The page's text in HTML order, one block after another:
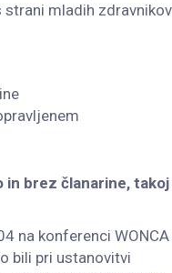
mladih zdravnikov
in brez članarine, takoj
na konferenci WONCA
bili pri ustanovitvi